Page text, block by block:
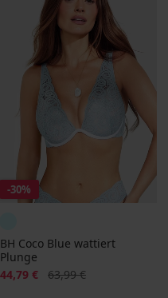
-30%
BH Coco Blue wattiert
Plunge
Rabatt
44,79 € Alter Preis
63,99 €